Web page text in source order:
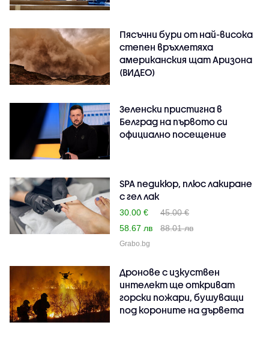
Пясъчни бури от най-висока
степен връхлетяха
американския щат Аризона
(ВИДЕО)
Зеленски пристигна в
Белград на първото си
официално посещение
SPA педикюр, плюс лакиране
с гел лак
30.00 €
45.00 €
58.67 лв
88.01 лв
Grabo.bg
Дронове с изкуствен
интелект ще откриват
горски пожари, бушуващи
под короните на дървета